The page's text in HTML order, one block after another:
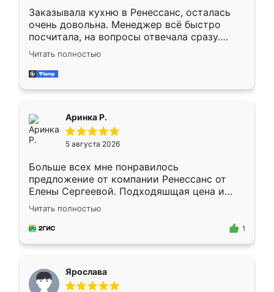
Заказывала кухню в Ренессанс, осталась
очень довольна. Менеджер всё быстро
посчитала, на вопросы отвечала сразу.
Замерщик приехал в субботу, подошёл к
делу со всей ответственностью. Собрали
за день, ребята работали аккуратно, даже
Читать полностью
Аринка Р.
5 августа 2026
Больше всех мне понравилось
предложение от компании Ренессанс от
Елены Сергеевой. Подходяшщая цена и
короткие сроки изготовления. Приехавший
для замера сотрудник Владислав
предложил по моему эскизу самый
Читать полностью
1
Ярослава